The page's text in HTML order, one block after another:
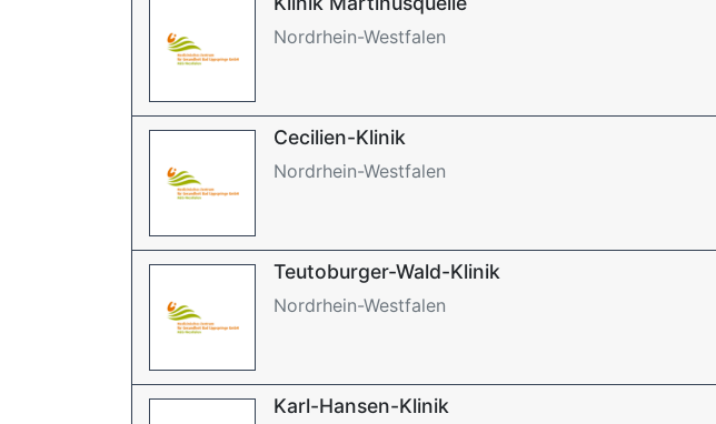
Nordrhein-Westfalen
Cecilien-Klinik
Nordrhein-Westfalen
Teutoburger-Wald-Klinik
Nordrhein-Westfalen
Karl-Hansen-Klinik